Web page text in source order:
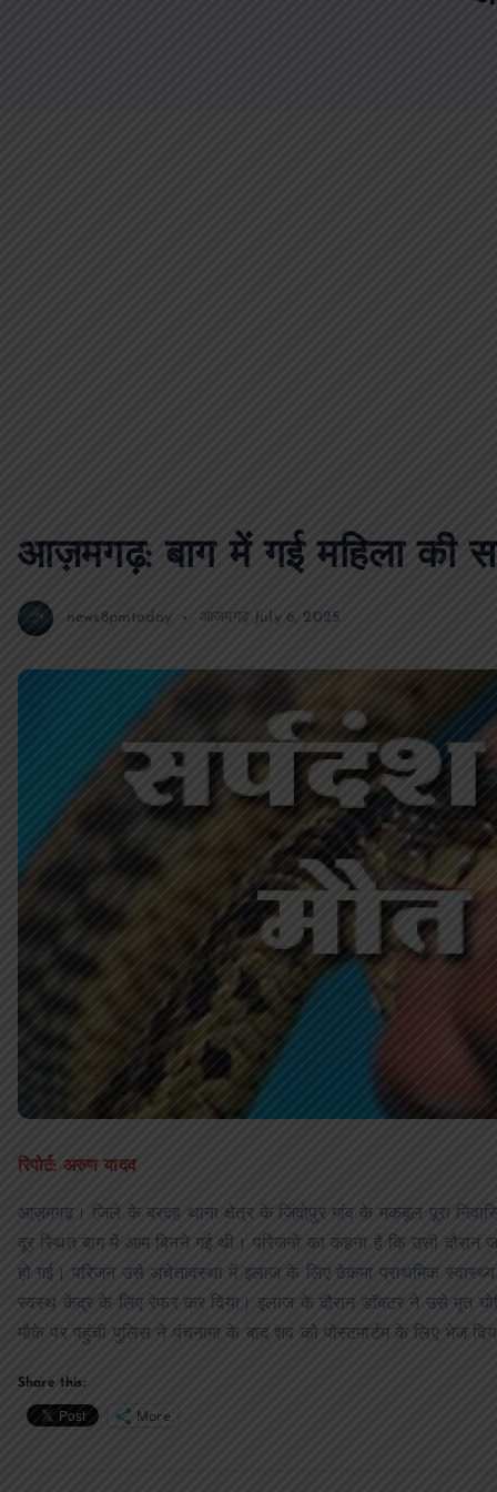
आज़मगढ़: बाग में गई महिला की
news8pmtoday आजमगढ़ July 6, 2025
रिपोर्ट: अरुण यादव
आज़मगढ़। जिले के बरदह थाना क्षेत्र के जिंदोपुर गांव के मकबूल पूरा
दूर स्थित बाग में आम बिनने गई थी। परिजनों का कहना है कि उसी
हो गई। परिजन उसे अचेतावस्था में इलाज के लिए ठेकमा प्राथमिक
स्वस्थ केंद्र के लिए रेफर कर दिया। इलाज के दौरान डॉक्टर ने उसे मृत
मौके पर पहुंची पुलिस ने पंचनामा के बाद शव को पोस्टमार्टम के लिए भेज
Share this:
More